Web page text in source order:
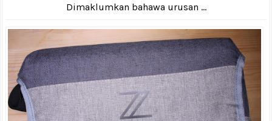
Dimaklumkan bahawa urusan ...